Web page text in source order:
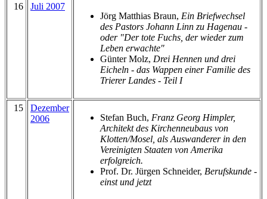
16
Juli 2007
Jörg Matthias Braun, Ein Briefwechsel
des Pastors Johann Linn zu Hagenau -
oder "Der tote Fuchs, der wieder zum
Leben erwachte"
Günter Molz, Drei Hennen und drei
Eicheln - das Wappen einer Familie des
Trierer Landes - Teil I
15
Dezember
2006
Stefan Buch, Franz Georg Himpler,
Architekt des Kirchenneubaus von
Klotten/Mosel, als Auswanderer in den
Vereinigten Staaten von Amerika
erfolgreich.
Prof. Dr. Jürgen Schneider, Berufskunde -
einst und jetzt